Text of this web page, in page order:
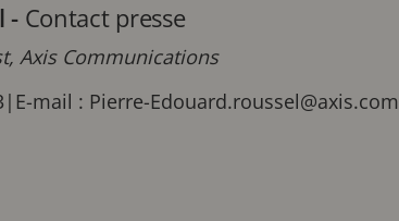
- Contact presse
Axis Communications
| E-mail : Pierre-Edouard.roussel@axis.com